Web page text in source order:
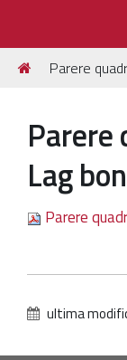
Sezioni
Tu
sei
Parere
Parere
Lag
Parere
ultima